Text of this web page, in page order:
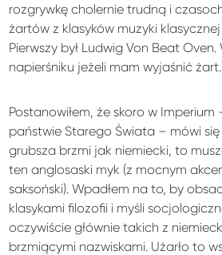
rozgrywkę cholernie trudną i
żartów z klasyków muzyki
Pierwszy był Ludwig Von Beat
napierśniku jeżeli mam wyjaśnić żart.
Postanowiłem, że skoro w Imperium
państwie Starego Świata – mówi się
grubsza brzmi jak niemiecki, to
ten anglosaski myk (z mocnym
saksoński). Wpadłem na to, by
klasykami filozofii i myśli
oczywiście głównie takich z
brzmiącymi nazwiskami. Użarło to